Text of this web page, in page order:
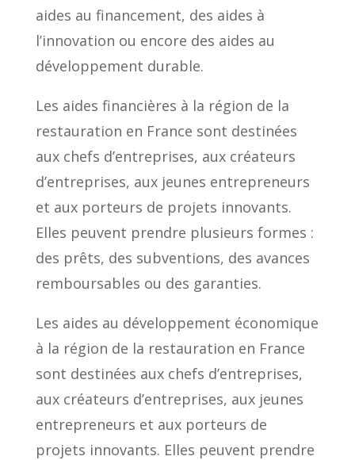
aides au financement, des aides à
l’innovation ou encore des aides au
développement durable.
Les aides financières à la région de la
restauration en France sont destinées
aux chefs d’entreprises, aux créateurs
d’entreprises, aux jeunes entrepreneurs
et aux porteurs de projets innovants.
Elles peuvent prendre plusieurs formes :
des prêts, des subventions, des avances
remboursables ou des garanties.
Les aides au développement économique
à la région de la restauration en France
sont destinées aux chefs d’entreprises,
aux créateurs d’entreprises, aux jeunes
entrepreneurs et aux porteurs de
projets innovants. Elles peuvent prendre